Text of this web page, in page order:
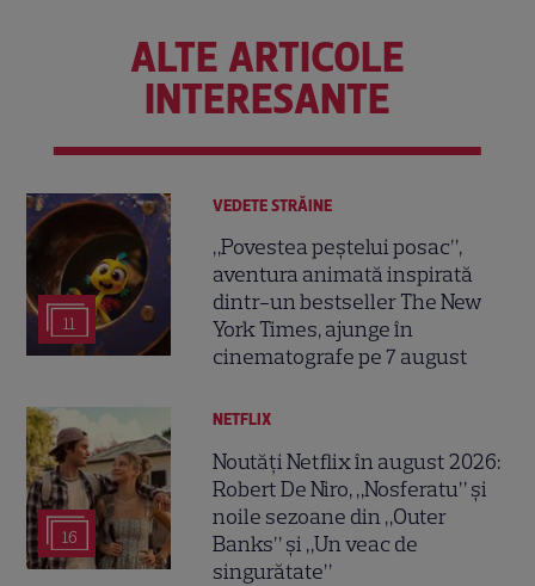
ALTE ARTICOLE
INTERESANTE
11
VEDETE STRĂINE
„Povestea peștelui posac”,
aventura animată inspirată
dintr-un bestseller The New
York Times, ajunge în
cinematografe pe 7 august
16
NETFLIX
Noutăți Netflix în august 2026:
Robert De Niro, „Nosferatu” și
noile sezoane din „Outer
Banks” și „Un veac de
singurătate”